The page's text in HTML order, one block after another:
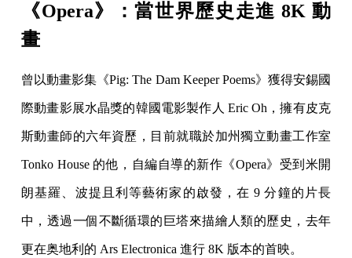
《Opera》：當世界歷史走進 8K 動
畫
曾以動畫影集《Pig: The Dam Keeper Poems》獲得安錫國
際動畫影展水晶獎的韓國電影製作人 Eric Oh，擁有皮克
斯動畫師的六年資歷，目前就職於加州獨立動畫工作室
Tonko House 的他，自編自導的新作《Opera》受到米開
朗基羅、波提且利等藝術家的啟發，在 9 分鐘的片長
中，透過一個不斷循環的巨塔來描繪人類的歷史，去年
更在奥地利的 Ars Electronica 進行 8K 版本的首映。